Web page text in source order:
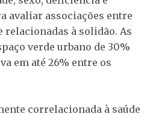
avaliar associações entre
à solidão. As
verde urbano de 30%
em até 26% entre os
correlacionada à saúde